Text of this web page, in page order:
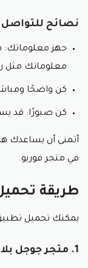
نصائح للتواصل
جهز معلوماتك:
معلوماتك مثل
كن واضحًا
كن صبورًا: قد
أتمنى أن يساعدك
في متجر فوريو.
طريقة
يمكنك تحميل
1. متجر جوجل بلاي (Android):